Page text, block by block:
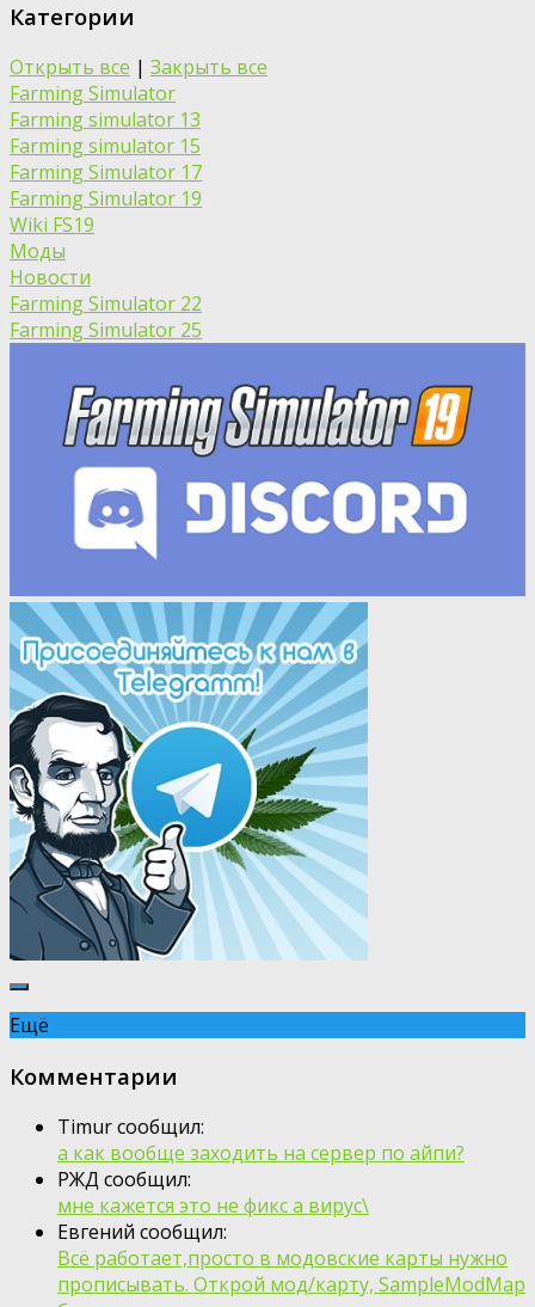
Категории
Открыть все | Закрыть все
Farming Simulator
Farming simulator 13
Farming simulator 15
Farming Simulator 17
Farming Simulator 19
Wiki FS19
Моды
Новости
Farming Simulator 22
Farming Simulator 25
Ещё
Комментарии
Timur сообщил:
а как вообще заходить на сервер по айпи?
РЖД сообщил:
мне кажется это не фикс а вирус\
Евгений сообщил:
Всё работает,просто в модовские карты нужно
прописывать. Открой мод/карту, SampleModMap